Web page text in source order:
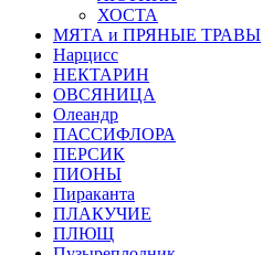
ХОСТА
МЯТА и ПРЯНЫЕ ТРАВЫ
Нарцисс
НЕКТАРИН
ОВСЯНИЦА
Олеандр
ПАССИФЛОРА
ПЕРСИК
ПИОНЫ
Пираканта
ПЛАКУЧИЕ
ПЛЮЩ